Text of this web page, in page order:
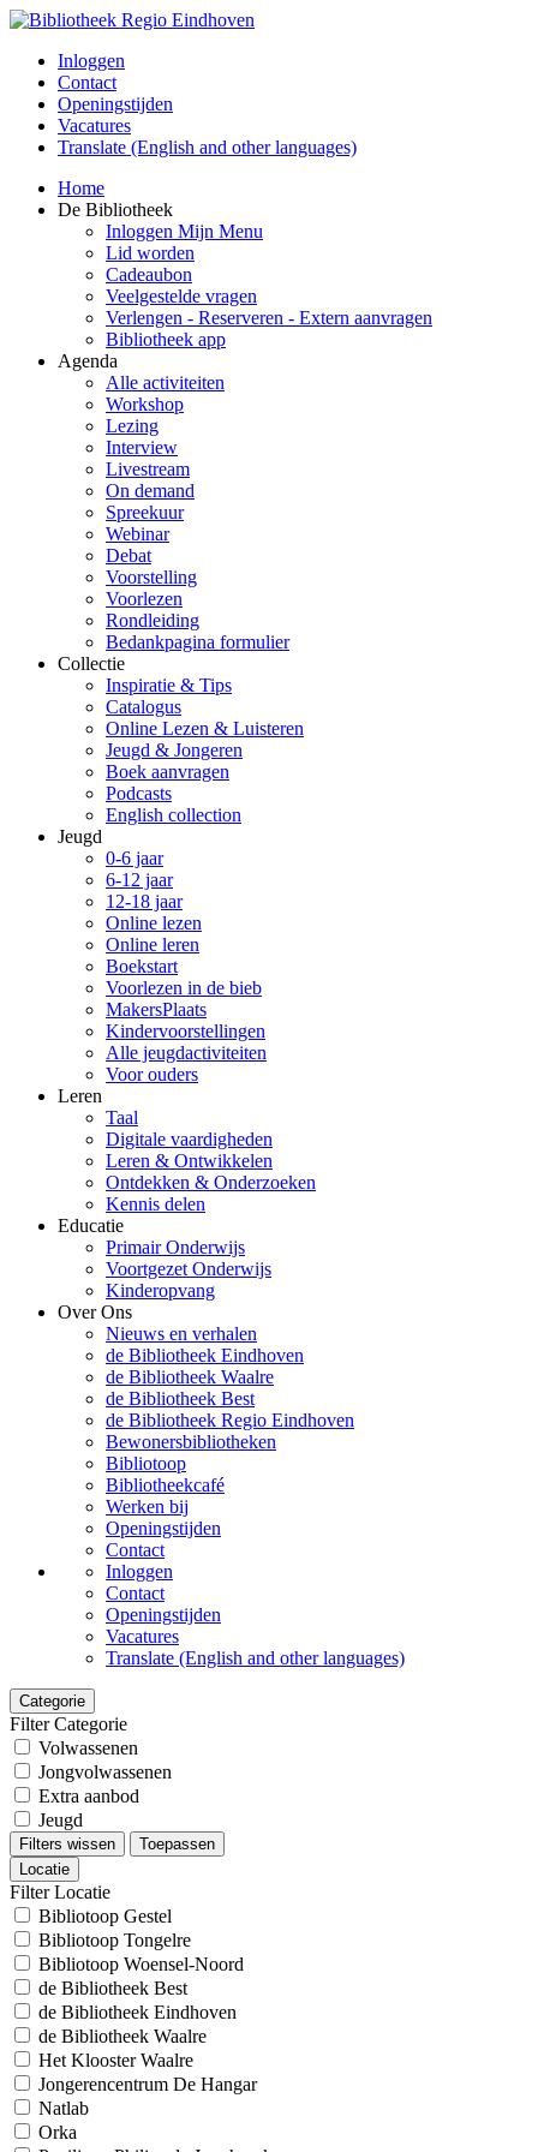
Inloggen
Contact
Openingstijden
Vacatures
Translate (English and other languages)
Home
De Bibliotheek
Inloggen Mijn Menu
Lid worden
Cadeaubon
Veelgestelde vragen
Verlengen - Reserveren - Extern aanvragen
Bibliotheek app
Agenda
Alle activiteiten
Workshop
Lezing
Interview
Livestream
On demand
Spreekuur
Webinar
Debat
Voorstelling
Voorlezen
Rondleiding
Bedankpagina formulier
Collectie
Inspiratie & Tips
Catalogus
Online Lezen & Luisteren
Jeugd & Jongeren
Boek aanvragen
Podcasts
English collection
Jeugd
0-6 jaar
6-12 jaar
12-18 jaar
Online lezen
Online leren
Boekstart
Voorlezen in de bieb
MakersPlaats
Kindervoorstellingen
Alle jeugdactiviteiten
Voor ouders
Leren
Taal
Digitale vaardigheden
Leren & Ontwikkelen
Ontdekken & Onderzoeken
Kennis delen
Educatie
Primair Onderwijs
Voortgezet Onderwijs
Kinderopvang
Over Ons
Nieuws en verhalen
de Bibliotheek Eindhoven
de Bibliotheek Waalre
de Bibliotheek Best
de Bibliotheek Regio Eindhoven
Bewonersbibliotheken
Bibliotoop
Bibliotheekcafé
Werken bij
Openingstijden
Contact
Inloggen
Contact
Openingstijden
Vacatures
Translate (English and other languages)
Categorie
Filter Categorie
Volwassenen
Jongvolwassenen
Extra aanbod
Jeugd
Filters wissen
Toepassen
Locatie
Filter Locatie
Bibliotoop Gestel
Bibliotoop Tongelre
Bibliotoop Woensel-Noord
de Bibliotheek Best
de Bibliotheek Eindhoven
de Bibliotheek Waalre
Het Klooster Waalre
Jongerencentrum De Hangar
Natlab
Orka